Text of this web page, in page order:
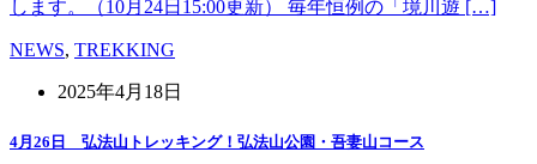
します。（10月24日15:00更新） 毎年恒例の「境川遊 […]
NEWS, TREKKING
2025年4月18日
4月26日 弘法山トレッキング！弘法山公園・吾妻山コース